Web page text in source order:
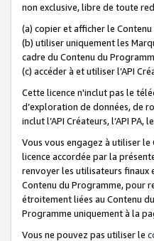
non exclusive, libre de toute
(a) copier et afficher le
(b) utiliser uniquement les
cadre du Contenu du
(c) accéder à et utiliser l’API
Cette licence n'inclut pas le
d’exploration de données, de
inclut l’API Créateurs, l’API
Vous vous engagez à utiliser
licence accordée par la
renvoyer les utilisateurs finaux
Contenu du Programme, pour
étroitement liées au Contenu
Programme uniquement à la
Vous ne pouvez pas utiliser le